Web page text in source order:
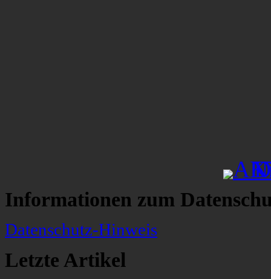
Informationen zum
Datenschutz-Hinweis
Letzte Artikel